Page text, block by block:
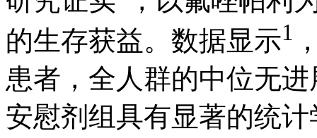
的生存获益。数据显示1
患者，全人群的中位无
安慰剂组具有显著的统